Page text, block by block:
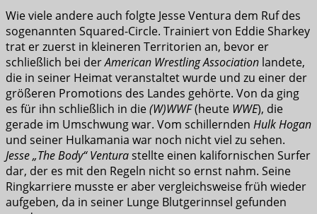
Wie viele andere auch folgte Jesse Ventura dem Ruf des
sogenannten Squared-Circle. Trainiert von Eddie Sharkey
trat er zuerst in kleineren Territorien an, bevor er
schließlich bei derAmerican Wrestling Association landete,
die in seiner Heimat veranstaltet wurde und zu einer der
größeren Promotions des Landes gehörte. Von da ging
es für ihn schließlich in die(W)WWF(heute WWE), die
gerade im Umschwung war. Vom schillernden Hulk Hogan
und seiner Hulkamania war noch nicht viel zu sehen.
Jesse „The Body“ Venturastellte einen kalifornischen Surfer
dar, der es mit den Regeln nicht so ernst nahm. Seine
Ringkarriere musste er aber vergleichsweise früh wieder
aufgeben, da in seiner Lunge Blutgerinnsel gefunden